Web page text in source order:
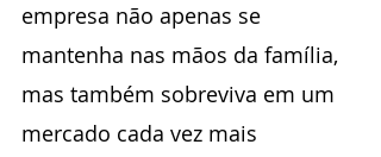
empresa não apenas se
mantenha nas mãos da família,
mas também sobreviva em um
mercado cada vez mais